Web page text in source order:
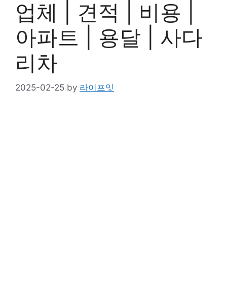
업체 | 견적 | 비용 |
아파트 | 용달 | 사다
리차
2025-02-25 by 라이프잇